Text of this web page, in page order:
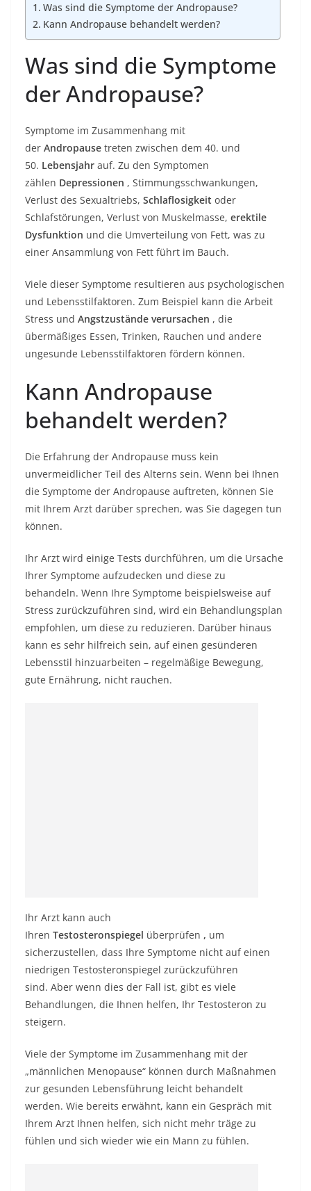
Was sind die Symptome der Andropause?
Kann Andropause behandelt werden?
Was sind die Symptome
der Andropause?
Symptome im Zusammenhang mit
der Andropause treten zwischen dem 40. und
50. Lebensjahr auf. Zu den Symptomen
zählen Depressionen , Stimmungsschwankungen,
Verlust des Sexualtriebs, Schlaflosigkeit oder
Schlafstörungen, Verlust von Muskelmasse, erektile
Dysfunktion und die Umverteilung von Fett, was zu
einer Ansammlung von Fett führt im Bauch.
Viele dieser Symptome resultieren aus psychologischen
und Lebensstilfaktoren. Zum Beispiel kann die Arbeit
Stress und Angstzustände verursachen , die
übermäßiges Essen, Trinken, Rauchen und andere
ungesunde Lebensstilfaktoren fördern können.
Kann Andropause
behandelt werden?
Die Erfahrung der Andropause muss kein
unvermeidlicher Teil des Alterns sein. Wenn bei Ihnen
die Symptome der Andropause auftreten, können Sie
mit Ihrem Arzt darüber sprechen, was Sie dagegen tun
können.
Ihr Arzt wird einige Tests durchführen, um die Ursache
Ihrer Symptome aufzudecken und diese zu
behandeln. Wenn Ihre Symptome beispielsweise auf
Stress zurückzuführen sind, wird ein Behandlungsplan
empfohlen, um diese zu reduzieren. Darüber hinaus
kann es sehr hilfreich sein, auf einen gesünderen
Lebensstil hinzuarbeiten – regelmäßige Bewegung,
gute Ernährung, nicht rauchen.
Ihr Arzt kann auch
Ihren Testosteronspiegel überprüfen , um
sicherzustellen, dass Ihre Symptome nicht auf einen
niedrigen Testosteronspiegel zurückzuführen
sind. Aber wenn dies der Fall ist, gibt es viele
Behandlungen, die Ihnen helfen, Ihr Testosteron zu
steigern.
Viele der Symptome im Zusammenhang mit der
„männlichen Menopause“ können durch Maßnahmen
zur gesunden Lebensführung leicht behandelt
werden. Wie bereits erwähnt, kann ein Gespräch mit
Ihrem Arzt Ihnen helfen, sich nicht mehr träge zu
fühlen und sich wieder wie ein Mann zu fühlen.